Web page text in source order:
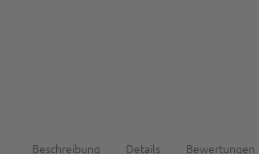
Beschreibung Details Bewertungen